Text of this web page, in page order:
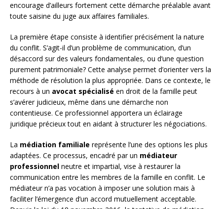
encourage d’ailleurs fortement cette démarche préalable avant
toute saisine du juge aux affaires familiales.
La première étape consiste à identifier précisément la nature
du conflit. S’agit-il d’un problème de communication, d’un
désaccord sur des valeurs fondamentales, ou d’une question
purement patrimoniale? Cette analyse permet d’orienter vers la
méthode de résolution la plus appropriée. Dans ce contexte, le
recours à un avocat spécialisé en droit de la famille peut
s’avérer judicieux, même dans une démarche non
contentieuse. Ce professionnel apportera un éclairage
juridique précieux tout en aidant à structurer les négociations.
La médiation familiale représente l’une des options les plus
adaptées. Ce processus, encadré par un médiateur
professionnel neutre et impartial, vise à restaurer la
communication entre les membres de la famille en conflit. Le
médiateur n’a pas vocation à imposer une solution mais à
faciliter l’émergence d’un accord mutuellement acceptable.